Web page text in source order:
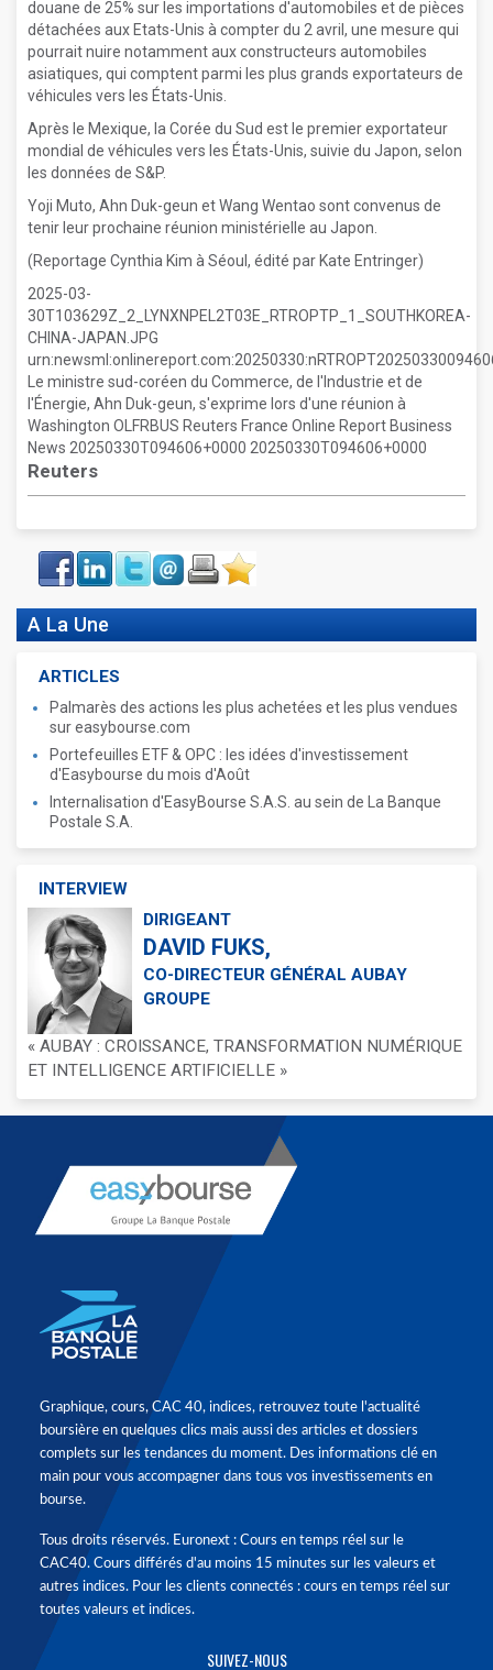
douane de 25% sur les importations d'automobiles et de pièces
détachées aux Etats-Unis à compter du 2 avril, une mesure qui
pourrait nuire notamment aux constructeurs automobiles
asiatiques, qui comptent parmi les plus grands exportateurs de
véhicules vers les États-Unis.
Après le Mexique, la Corée du Sud est le premier exportateur
mondial de véhicules vers les États-Unis, suivie du Japon, selon
les données de S&P.
Yoji Muto, Ahn Duk-geun et Wang Wentao sont convenus de
tenir leur prochaine réunion ministérielle au Japon.
(Reportage Cynthia Kim à Séoul, édité par Kate Entringer)
2025-03-
30T103629Z_2_LYNXNPEL2T03E_RTROPTP_1_SOUTHKOREA-
CHINA-JAPAN.JPG
Le ministre sud-coréen du Commerce, de l'Industrie et de
l'Énergie, Ahn Duk-geun, s'exprime lors d'une réunion à
Washington OLFRBUS Reuters France Online Report Business
News 20250330T094606+0000 20250330T094606+0000
Reuters
Face
book
LinkIn Twitter Envoyer ImprimerFavoris
A La Une
ARTICLES
Palmarès des actions les plus achetées et les plus vendues
sur easybourse.com
Portefeuilles ETF & OPC : les idées d'investissement
d'Easybourse du mois d'Août
Internalisation d'EasyBourse S.A.S. au sein de La Banque
Postale S.A.
INTERVIEW
DIRIGEANT
DAVID FUKS,
CO-DIRECTEUR GÉNÉRAL AUBAY
GROUPE
« AUBAY : CROISSANCE, TRANSFORMATION NUMÉRIQUE
ET INTELLIGENCE ARTIFICIELLE »
Graphique, cours, CAC 40, indices, retrouvez toute l'actualité
boursière en quelques clics mais aussi des articles et dossiers
complets sur les tendances du moment. Des informations clé en
main pour vous accompagner dans tous vos investissements en
bourse.
Tous droits réservés. Euronext : Cours en temps réel sur le
CAC40. Cours différés d'au moins 15 minutes sur les valeurs et
autres indices. Pour les clients connectés : cours en temps réel sur
toutes valeurs et indices.
SUIVEZ-NOUS